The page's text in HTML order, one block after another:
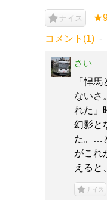
ナイス
コメント(1)
さい
「悍
ないさ
れた」
幻影と
た。…
がこれ
えると
ナイス